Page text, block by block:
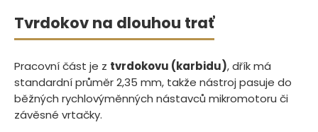
Tvrdokov na dlouhou trať
Pracovní část je z tvrdokovu (karbidu), dřík má
standardní průměr 2,35 mm, takže nástroj pasuje do
běžných rychlovýměnných nástavců mikromotoru či
závěsné vrtačky.